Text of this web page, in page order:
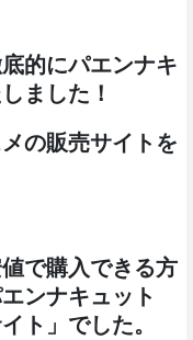
的にパエンナキ
ました！
の販売サイトを
で購入できる方
ンナキュット
ト」でした。